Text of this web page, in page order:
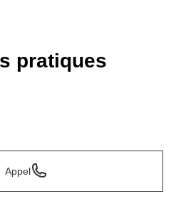
pratiques
Appel